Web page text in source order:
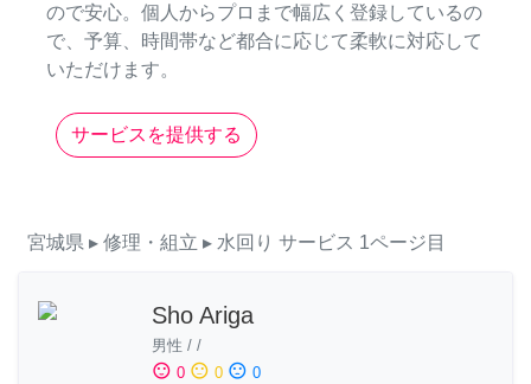
ので安心。個人からプロまで幅広く登録しているの
で、予算、時間帯など都合に応じて柔軟に対応して
いただけます。
サービスを提供する
宮城県 ▸ 修理・組立 ▸ 水回り サービス 1ページ目
Sho Ariga
男性 / /
sentiment_satisfied 0 sentiment_neutral 0 sentiment_dissatisfied 0